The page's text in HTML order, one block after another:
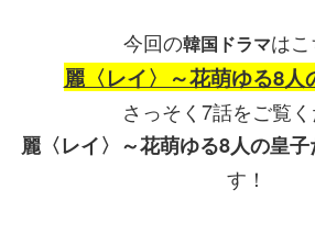
今回の韓国ドラマはこ
麗〈レイ〉～花萌ゆる8人
さっそく7話をご覧
麗〈レイ〉～花萌ゆる8人の皇
す！